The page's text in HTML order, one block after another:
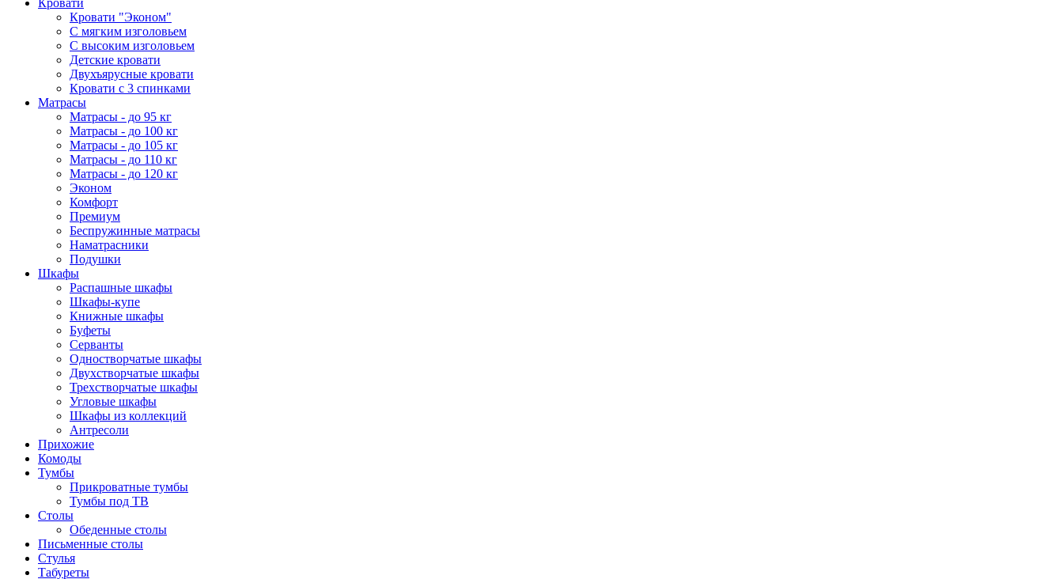
Кровати
Кровати "Эконом"
С мягким изголовьем
С высоким изголовьем
Детские кровати
Двухъярусные кровати
Кровати с 3 спинками
Матрасы
Матрасы - до 95 кг
Матрасы - до 100 кг
Матрасы - до 105 кг
Матрасы - до 110 кг
Матрасы - до 120 кг
Эконом
Комфорт
Премиум
Беспружинные матрасы
Наматрасники
Подушки
Шкафы
Распашные шкафы
Шкафы-купе
Книжные шкафы
Буфеты
Серванты
Одностворчатые шкафы
Двухстворчатые шкафы
Трехстворчатые шкафы
Угловые шкафы
Шкафы из коллекций
Антресоли
Прихожие
Комоды
Тумбы
Прикроватные тумбы
Тумбы под ТВ
Столы
Обеденные столы
Письменные столы
Стулья
Табуреты